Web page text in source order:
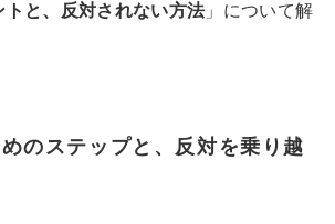
トと、反対されない方法」について解
のステップと、反対を乗り越